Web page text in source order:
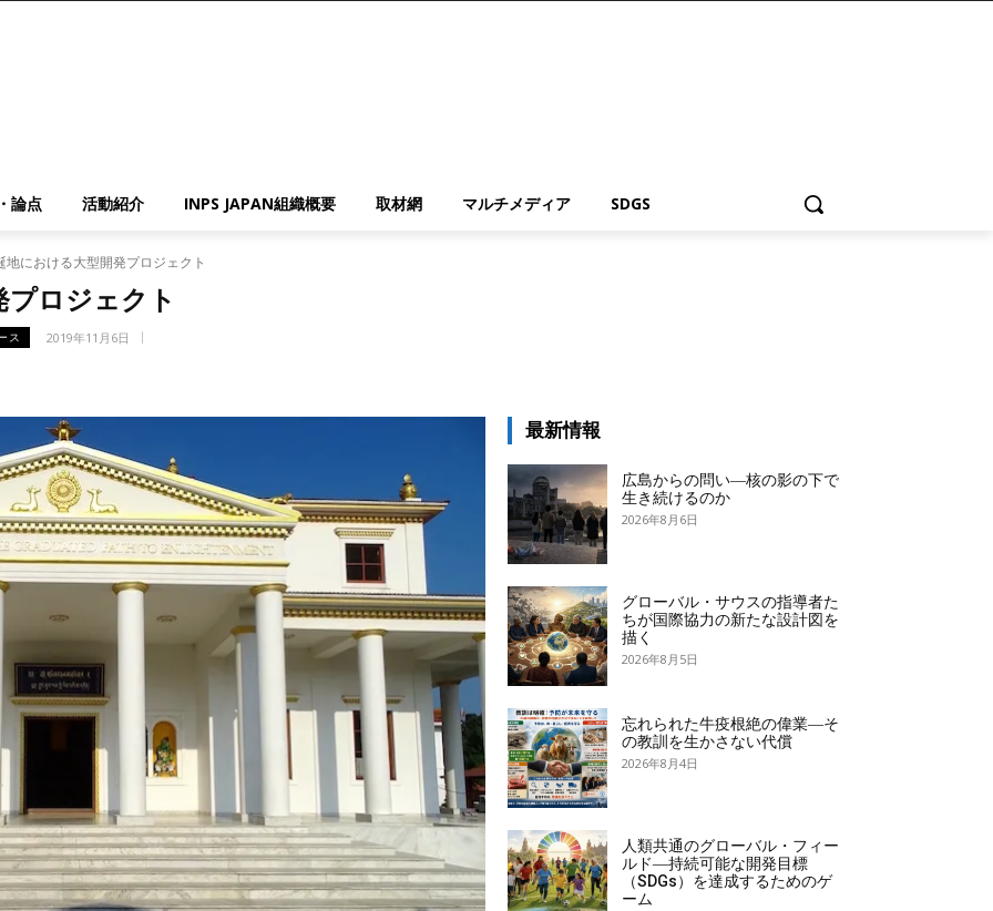
論点 活動紹介 INPS JAPAN組織概要 取材網 マルチメディア SDGS
地における大型開発プロジェクト
プロジェクト
ス 2019年11月6日
最新情報
広島からの問い―核の影の下で
生き続けるのか
2026年8月6日
グローバル・サウスの指導者た
ちが国際協力の新たな設計図を
描く
2026年8月5日
忘れられた牛疫根絶の偉業―そ
の教訓を生かさない代償
2026年8月4日
人類共通のグローバル・フィー
ルド―持続可能な開発目標
（SDGs）を達成するためのゲ
ーム